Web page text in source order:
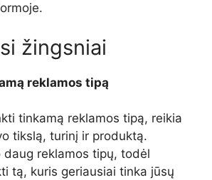
žingsniai
reklamos tipą
tinkamą reklamos tipą, reikia
tikslą, turinį ir produktą.
daug reklamos tipų, todėl
tą, kuris geriausiai tinka jūsų